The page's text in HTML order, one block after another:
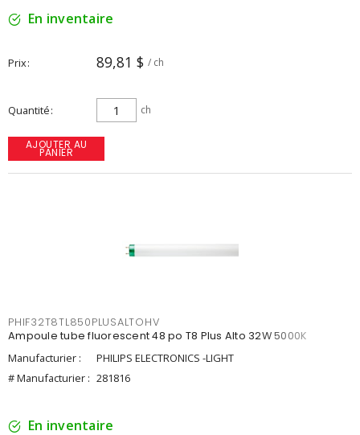
En inventaire
Prix 89,81 $ / ch
Quantité ch
AJOUTER AU
PANIER
PHIF32T8TL850PLUSALTOHV
Ampoule tube fluorescent 48 po T8 Plus Alto 32W 5000K
Manufacturier :
PHILIPS ELECTRONICS -LIGHT
# Manufacturier : 281816
En inventaire